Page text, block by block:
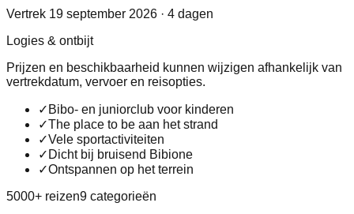
Vertrek 19 september 2026 · 4 dagen
Logies & ontbijt
Prijzen en beschikbaarheid kunnen wijzigen afhankelijk van
vertrekdatum, vervoer en reisopties.
✓ Bibo- en juniorclub voor kinderen
✓The place to be aan het strand
✓Vele sportactiviteiten
✓ Dicht bij bruisend Bibione
✓Ontspannen op het terrein
5000+ reizen9 categorieën